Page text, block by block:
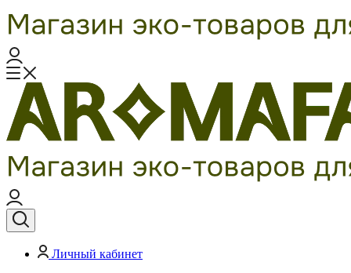
Личный кабинет